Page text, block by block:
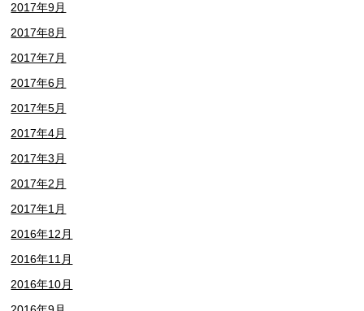
2017年9月
2017年8月
2017年7月
2017年6月
2017年5月
2017年4月
2017年3月
2017年2月
2017年1月
2016年12月
2016年11月
2016年10月